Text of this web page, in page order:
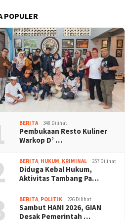
POPULER
BERITA 348 Dilihat
Pembukaan Resto Kuliner
Warkop D’ …
BERITA, HUKUM, KRIMINAL 257 Dilihat
Diduga Kebal Hukum,
Aktivitas Tambang Pa…
BERITA, POLITIK 226 Dilihat
Sambut HANI 2026, GIAN
Desak Pemerintah …